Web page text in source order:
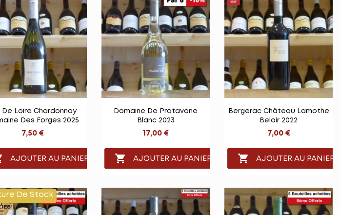
 Vue rapide
De Loire Chardonnay
Des Forges 2025
7,50 €
AJOUTER AU PANIER
Vue rapide
Domaine De Pratavone
Blanc 2023
17,00 €
 AJOUTER AU PANIER
 Vue rapide
Bergerac Château Lamothe
Belair 2022
7,00 €
 AJOUTER AU PANIER
De Stock